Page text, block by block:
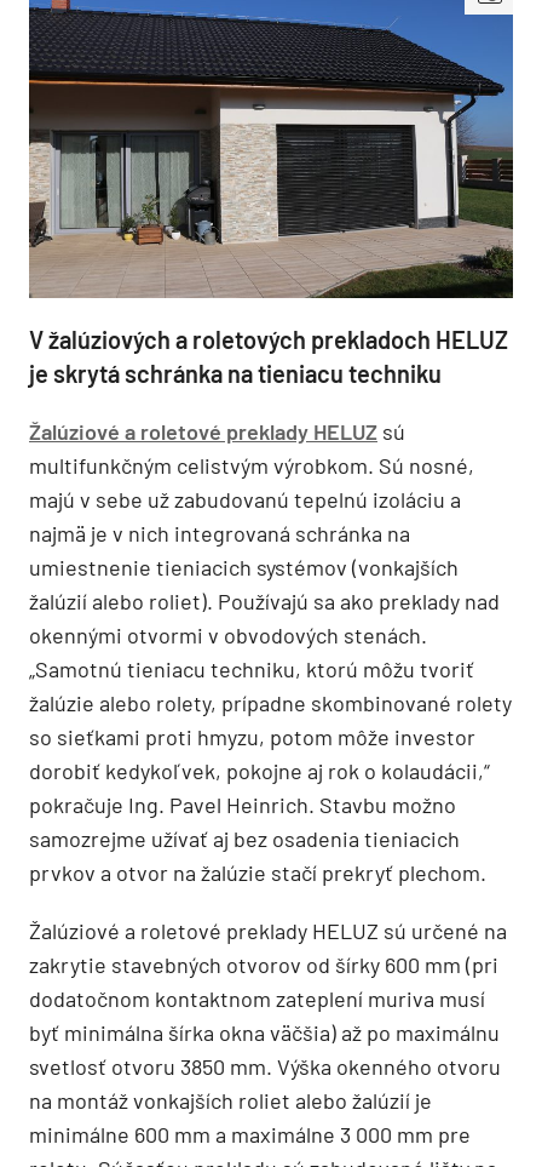
V žalúziových a roletových prekladoch HELUZ
je skrytá schránka na tieniacu techniku
Žalúziové a roletové preklady HELUZ sú
multifunkčným celistvým výrobkom. Sú nosné,
majú v sebe už zabudovanú tepelnú izoláciu a
najmä je v nich integrovaná schránka na
umiestnenie tieniacich systémov (vonkajších
žalúzií alebo roliet). Používajú sa ako preklady nad
okennými otvormi v obvodových stenách.
„Samotnú tieniacu techniku, ktorú môžu tvoriť
žalúzie alebo rolety, prípadne skombinované rolety
so sieťkami proti hmyzu, potom môže investor
dorobiť kedykoľvek, pokojne aj rok o kolaudácii,“
pokračuje Ing. Pavel Heinrich. Stavbu možno
samozrejme užívať aj bez osadenia tieniacich
prvkov a otvor na žalúzie stačí prekryť plechom.
Žalúziové a roletové preklady HELUZ sú určené na
zakrytie stavebných otvorov od šírky 600 mm (pri
dodatočnom kontaktnom zateplení muriva musí
byť minimálna šírka okna väčšia) až po maximálnu
svetlosť otvoru 3850 mm. Výška okenného otvoru
na montáž vonkajších roliet alebo žalúzií je
minimálne 600 mm a maximálne 3 000 mm pre